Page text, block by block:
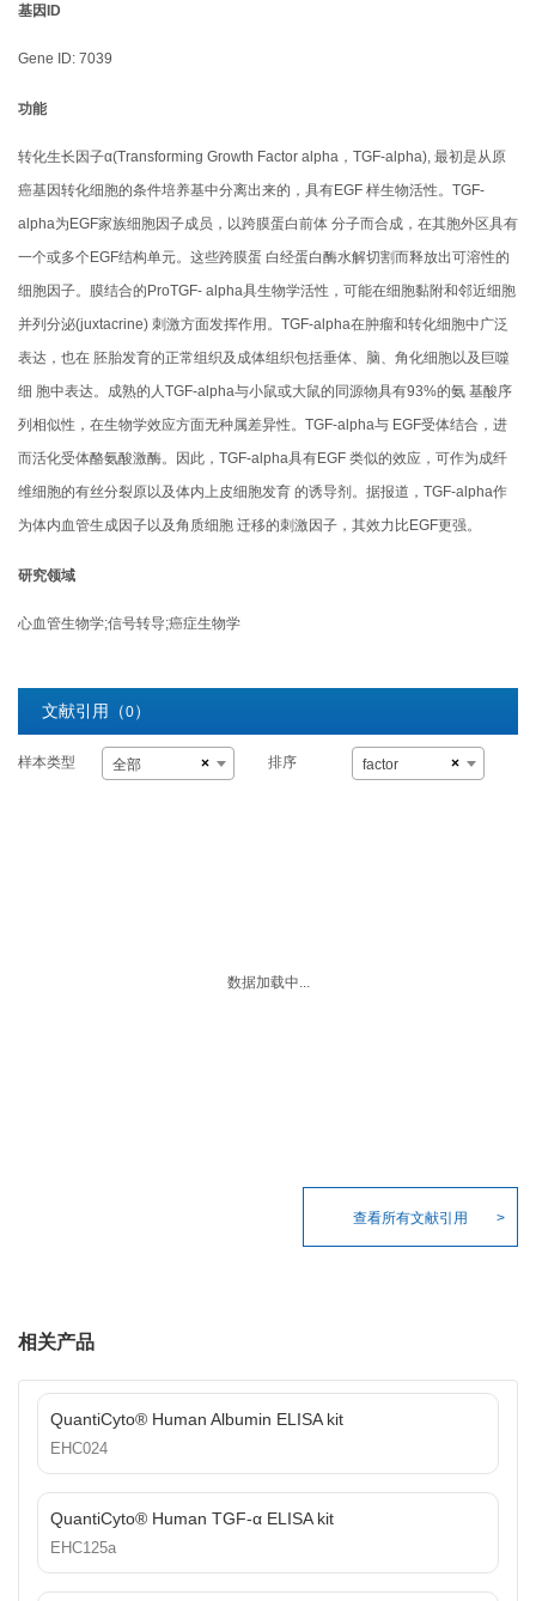
基因ID
Gene ID: 7039
功能
转化生长因子α(Transforming Growth Factor alpha，TGF-alpha), 最初是从原
癌基因转化细胞的条件培养基中分离出来的，具有EGF 样生物活性。TGF-
alpha为EGF家族细胞因子成员，以跨膜蛋白前体 分子而合成，在其胞外区具有
一个或多个EGF结构单元。这些跨膜蛋 白经蛋白酶水解切割而释放出可溶性的
细胞因子。膜结合的ProTGF- alpha具生物学活性，可能在细胞黏附和邻近细胞
并列分泌(juxtacrine) 刺激方面发挥作用。TGF-alpha在肿瘤和转化细胞中广泛
表达，也在 胚胎发育的正常组织及成体组织包括垂体、脑、角化细胞以及巨噬
细 胞中表达。成熟的人TGF-alpha与小鼠或大鼠的同源物具有93%的氨 基酸序
列相似性，在生物学效应方面无种属差异性。TGF-alpha与 EGF受体结合，进
而活化受体酪氨酸激酶。因此，TGF-alpha具有EGF 类似的效应，可作为成纤
维细胞的有丝分裂原以及体内上皮细胞发育 的诱导剂。据报道，TGF-alpha作
为体内血管生成因子以及角质细胞 迁移的刺激因子，其效力比EGF更强。
研究领域
心血管生物学;信号转导;癌症生物学
文献引用（0）
样本类型 ×
全部 排序 ×
factor
数据加载中...
查看所有文献引用
相关产品
QuantiCyto® Human Albumin ELISA kit
EHC024
QuantiCyto® Human TGF-α ELISA kit
EHC125a